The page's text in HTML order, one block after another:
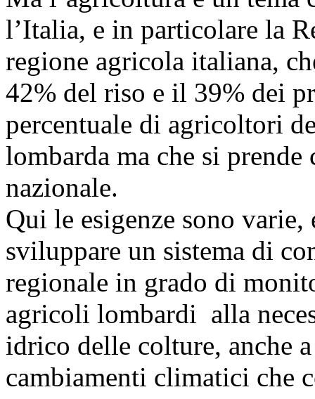
l’Italia, e in particolare la
regione agricola italiana,
42% del riso e il 39% dei
percentuale di agricoltori
lombarda ma che si
nazionale.
Qui le esigenze sono
sviluppare un sistema di
regionale in grado di
agricoli lombardi alla
idrico delle colture, anche
cambiamenti climatici che